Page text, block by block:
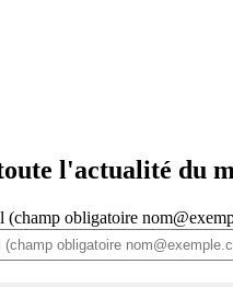
l'actualité du
(champ obligatoire